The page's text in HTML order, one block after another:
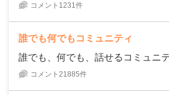
コメント1231件
誰でも何でもコミュニティ
誰でも、何でも、話せるコミュニ
コメント21885件